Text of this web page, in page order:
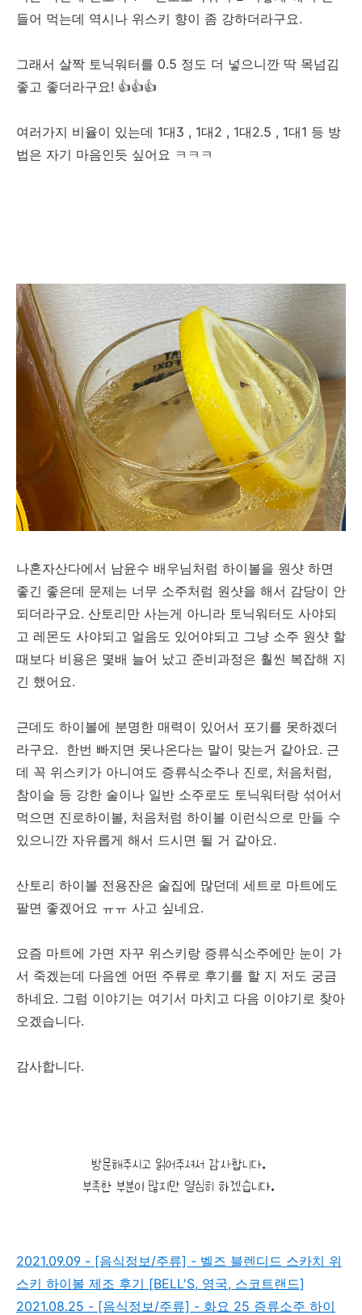
들어 먹는데 역시나 위스키 향이 좀 강하더라구요.
그래서 살짝 토닉워터를 0.5 정도 더 넣으니깐 딱 목넘김
좋고 좋더라구요! 👍👍👍
여러가지 비율이 있는데 1대3 , 1대2 , 1대2.5 , 1대1 등 방
법은 자기 마음인듯 싶어요 ㅋㅋㅋ
나혼자산다에서 남윤수 배우님처럼 하이볼을 원샷 하면
좋긴 좋은데 문제는 너무 소주처럼 원샷을 해서 감당이 안
되더라구요. 산토리만 사는게 아니라 토닉워터도 사야되
고 레몬도 사야되고 얼음도 있어야되고 그냥 소주 원샷 할
때보다 비용은 몇배 늘어 났고 준비과정은 훨씬 복잡해 지
긴 했어요.
근데도 하이볼에 분명한 매력이 있어서 포기를 못하겠더
라구요. 한번 빠지면 못나온다는 말이 맞는거 같아요. 근
데 꼭 위스키가 아니여도 증류식소주나 진로, 처음처럼,
참이슬 등 강한 술이나 일반 소주로도 토닉워터랑 섞어서
먹으면 진로하이볼, 처음처럼 하이볼 이런식으로 만들 수
있으니깐 자유롭게 해서 드시면 될 거 같아요.
산토리 하이볼 전용잔은 술집에 많던데 세트로 마트에도
팔면 좋겠어요 ㅠㅠ 사고 싶네요.
요즘 마트에 가면 자꾸 위스키랑 증류식소주에만 눈이 가
서 죽겠는데 다음엔 어떤 주류로 후기를 할 지 저도 궁금
하네요. 그럼 이야기는 여기서 마치고 다음 이야기로 찾아
오겠습니다.
감사합니다.
2021.09.09 - [음식정보/주류] - 벨즈 블렌디드 스카치 위
스키 하이볼 제조 후기 [BELL'S, 영국, 스코트랜드]
2021.08.25 - [음식정보/주류] - 화요 25 증류소주 하이